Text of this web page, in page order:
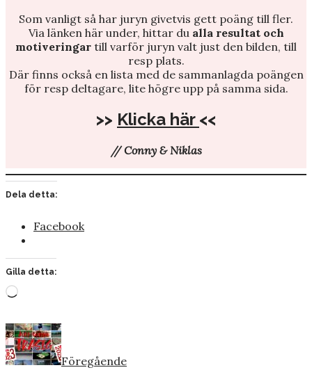
Som vanligt så har juryn givetvis gett poäng till fler.
Via länken här under, hittar du alla resultat och
motiveringar till varför juryn valt just den bilden, till
resp plats.
Där finns också en lista med de sammanlagda poängen
för resp deltagare, lite högre upp på samma sida.
>> Klicka här <<
// Conny & Niklas
Dela detta:
Facebook
Gilla detta:
Laddar
Föregående